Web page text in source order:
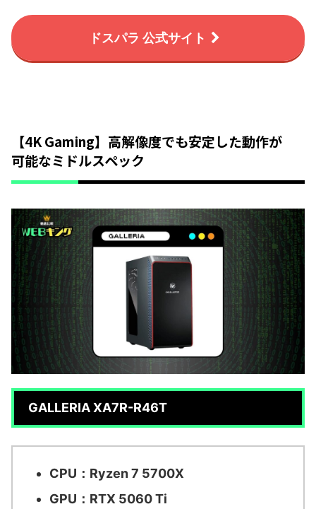
ドスパラ 公式サイト
【4K Gaming】高解像度でも安定した動作が
可能なミドルスペック
GALLERIA XA7R-R46T
CPU：Ryzen 7 5700X
GPU：RTX 5060 Ti